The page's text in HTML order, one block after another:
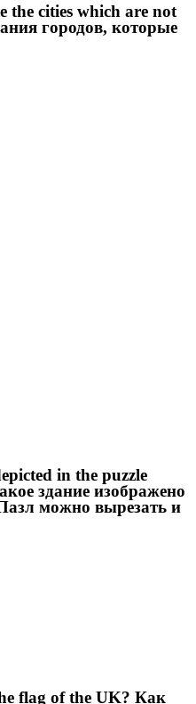
the cities which are not
городов, которые
in the puzzle
здание изображено
можно вырезать и
flag of the UK? Как